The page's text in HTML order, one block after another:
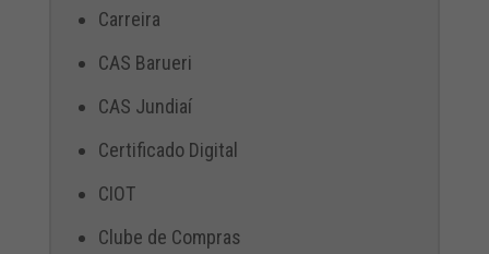
Carreira
CAS Barueri
CAS Jundiaí
Certificado Digital
CIOT
Clube de Compras